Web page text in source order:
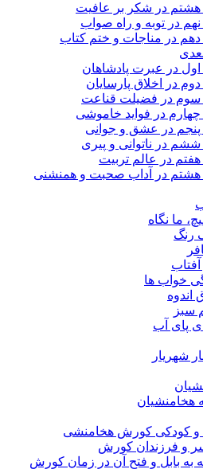
هشتم در شکر بر عافیت
در توبه و راه صواب
دهم در مناجات و ختم کتاب
اول در عبرت پادشاهان
در اخلاق پارسایان
سوم در فضیلت قناعت
چهارم در فواید خاموشى
پنجم در عشق و جوانى
ششم در ناتوانى و پیرى
در عالم تربیت
هشتم در آداب صحبت و همنشنى
ما نگاه
رنگ
آفتاب
خواب ها
اندوه
سبز
پای آب
شهریار
هخامنشیان
و کودکی کورش هخامنشی
و فرزندان کورش
به بابل و فتح آن در زمان کورش